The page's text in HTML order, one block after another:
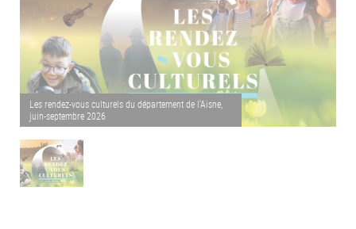
Les rendez-vous culturels du département de l'Aisne,
juin-septembre 2026